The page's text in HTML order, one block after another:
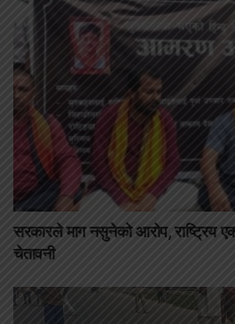
सरकारले माग नसुनेको आरोप, राष्ट्रिय
चेतावनी